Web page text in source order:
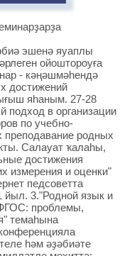
эшенә яуаплы
ойоштороуға
- кәңәшмәһендә
достижений
яһаным. 27-28
подход в организации
по учебно-
преподавание родных
Салауат ҡалаһы,
достижения
измерения и оценки"
педсоветта
йыл. 3."Родной язык и
проблемы,
темаһына
һәм әҙәбиәте